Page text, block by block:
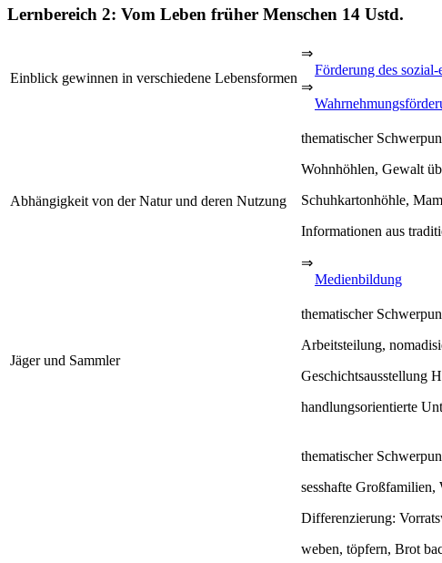
Lernbereich 2: Vom Leben früher Menschen 14 Ustd.
Einblick gewinnen in verschiedene Lebensformen
⇒
Förderung des
⇒
Abhängigkeit von der Natur und deren Nutzung
thematischer
Wohnhöhlen, Gewalt
Schuhkartonhöhle,
Informationen aus
⇒
Medienbildung
Jäger und Sammler
thematischer
Arbeitsteilung,
Geschichtsausstellung
handlungsorientierte
thematischer
sesshafte
Differenzierung:
weben, töpfern, Brot